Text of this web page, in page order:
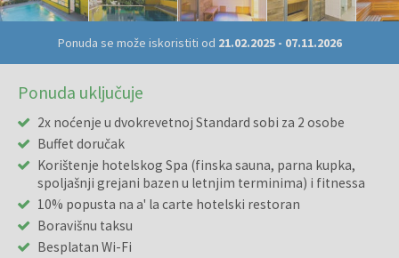
Ponuda se može iskoristiti od 21.02.2025- 07.11.2026
Ponuda uključuje
2x noćenje u dvokrevetnoj Standard sobi za 2 osobe
Buffet doručak
Korištenje hotelskog Spa (finska sauna, parna kupka,
spoljašnji grejani bazen u letnjim terminima) i fitnessa
10% popusta na a' la carte hotelski restoran
Boravišnu taksu
Besplatan Wi-Fi